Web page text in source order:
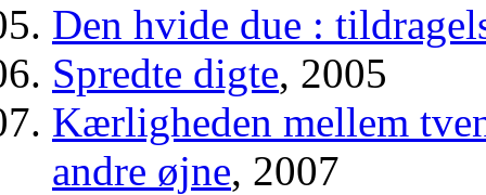
Den hvide due :
Spredte digte, 2005
Kærligheden mellem
andre øjne, 2007